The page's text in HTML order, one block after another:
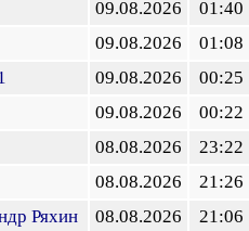
09.08.2026 01:40
09.08.2026 01:08
09.08.2026 00:25
09.08.2026 00:22
08.08.2026 23:22
08.08.2026 21:26
Ряхин 08.08.2026 21:06